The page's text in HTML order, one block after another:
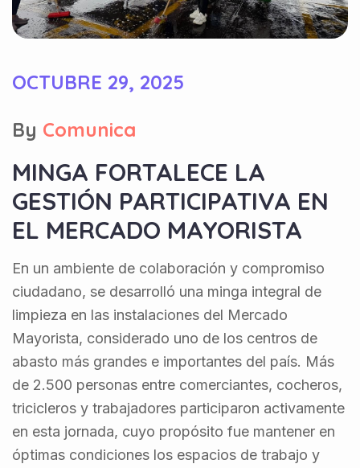
OCTUBRE 29, 2025
By Comunica
MINGA FORTALECE LA
GESTIÓN PARTICIPATIVA EN
EL MERCADO MAYORISTA
En un ambiente de colaboración y compromiso
ciudadano, se desarrolló una minga integral de
limpieza en las instalaciones del Mercado
Mayorista, considerado uno de los centros de
abasto más grandes e importantes del país. Más
de 2.500 personas entre comerciantes, cocheros,
tricicleros y trabajadores participaron activamente
en esta jornada, cuyo propósito fue mantener en
óptimas condiciones los espacios de trabajo y